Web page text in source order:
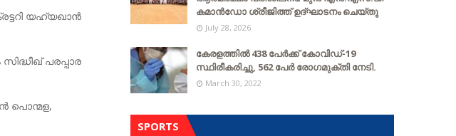
യഹ്‌യഖാൻ
പരപ്പാര
പൊന്മള,
കമാൻഡോ ശ്രീജിത്ത് ഉദ്ഘാടനം ചെയ്തു
July 28, 2026
കേരളത്തില്‍ 438 പേര്‍ക്ക് കോവിഡ്-19
സ്ഥിരീകരിച്ചു, 562 പേര്‍ രോഗമുക്തി നേടി.
March 30, 2022
SPORTS